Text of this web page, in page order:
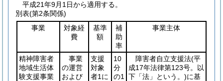
平成21年9月1日から適用する。
別表(第2条関係)
事業
対象経
費
基準
額
補
助
率
事業主体
精神障害者
地域生活体
験支援事業
事業
の運営
および
支援
対象
者1に
10
分
の1
障害者自立支援法(平
成17年法律第123号。以
下「法」という。)に基